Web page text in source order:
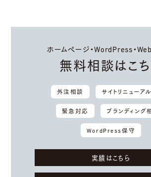
ホームページ・WordPress・
無料相談はこち
外注相談 サイトリニューア
緊急対応 ブランディング
WordPress保守
実績はこちら